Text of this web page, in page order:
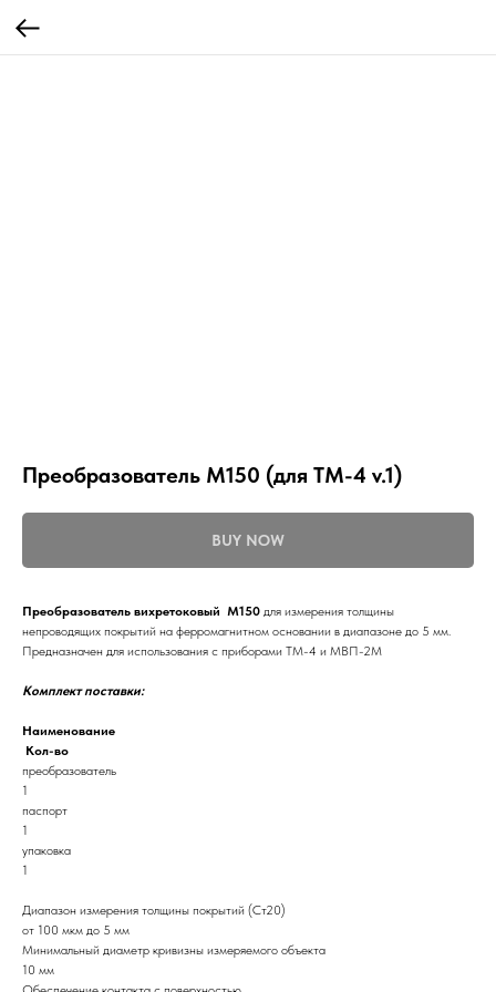
Преобразователь М150 (для ТМ-4 v.1)
BUY NOW
Преобразователь вихретоковый М150 для измерения толщины
непроводящих покрытий на ферромагнитном основании в диапазоне до 5 мм.
Предназначен для использования с приборами ТМ-4 и МВП-2М
Комплект поставки:
Наименование
Кол-во
преобразователь
1
паспорт
1
упаковка
1
Диапазон измерения толщины покрытий (Ст20)
от 100 мкм до 5 мм
Минимальный диаметр кривизны измеряемого объекта
10 мм